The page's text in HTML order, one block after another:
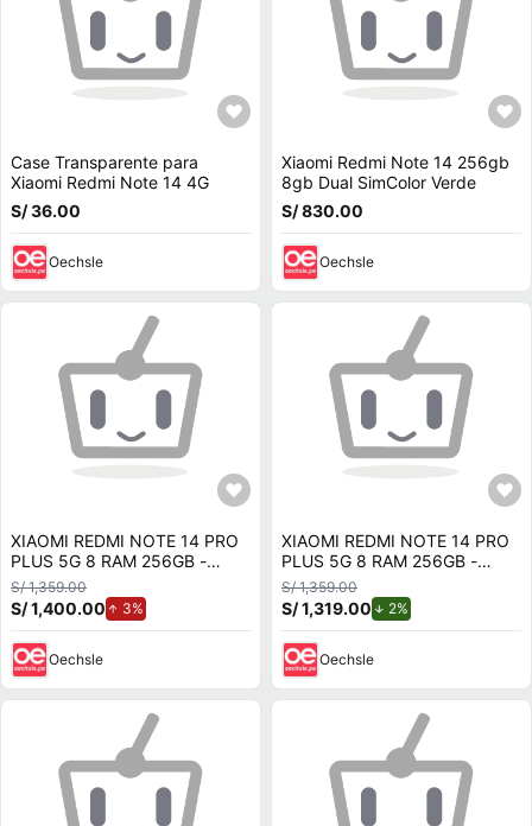
Case Transparente para
Xiaomi Redmi Note 14 4G
S/ 36.00
Oechsle
Xiaomi Redmi Note 14 256gb
8gb Dual SimColor Verde
S/ 830.00
Oechsle
XIAOMI REDMI NOTE 14 PRO
PLUS 5G 8 RAM 256GB -
DORADO
S/ 1,359.00
S/ 1,400.00 3%
Oechsle
XIAOMI REDMI NOTE 14 PRO
PLUS 5G 8 RAM 256GB -
NEGRO
S/ 1,359.00
S/ 1,319.00 2%
Oechsle